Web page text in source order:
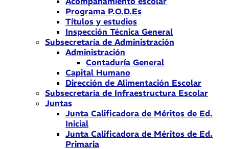
Programa P.O.D.Es
Títulos y estudios
Inspección Técnica General
Subsecretaría de Administración
Administración
Contaduría General
Capital Humano
Dirección de Alimentación Escolar
Subsecretaría de Infraestructura Escolar
Juntas
Junta Calificadora de Méritos de Ed.
Inicial
Junta Calificadora de Méritos de Ed.
Primaria